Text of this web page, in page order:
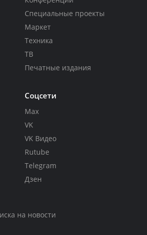
Специальные проекты
Маркет
Техника
ТВ
Печатные издания
Соцсети
Max
VK
VK Видео
Rutube
Telegram
Дзен
на новости